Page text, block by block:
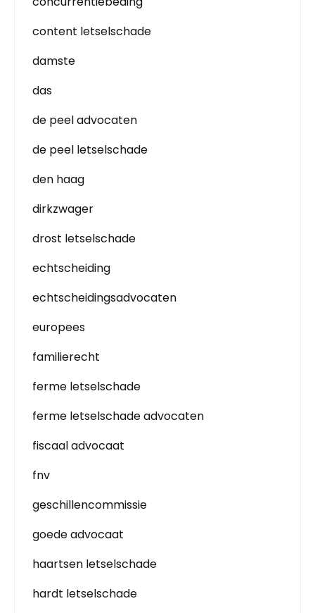
content letselschade
damste
das
de peel advocaten
de peel letselschade
den haag
dirkzwager
drost letselschade
echtscheiding
echtscheidingsadvocaten
europees
familierecht
ferme letselschade
ferme letselschade advocaten
fiscaal advocaat
fnv
geschillencommissie
goede advocaat
haartsen letselschade
hardt letselschade